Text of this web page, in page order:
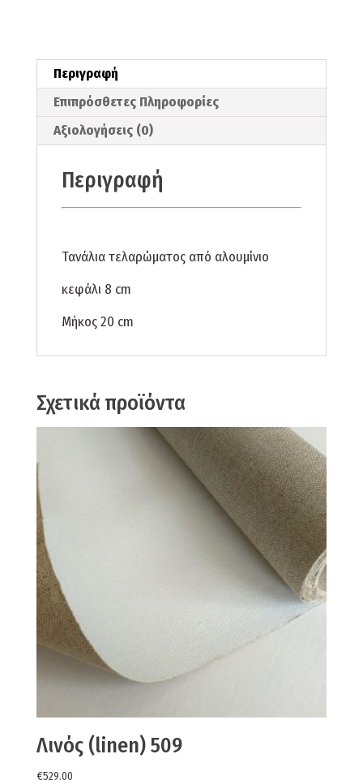
Περιγραφή
Επιπρόσθετες Πληροφορίες
Αξιολογήσεις (0)
Περιγραφή
Τανάλια τελαρώματος από αλουμίνιο
κεφάλι 8 cm
Μήκος 20 cm
Σχετικά προϊόντα
Λινός (linen) 509
€529.00